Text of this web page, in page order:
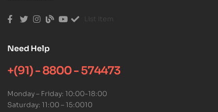
List Item
Need Help
+(91) - 8800 - 574473
Monday – Friday: 10:00-18:00
Saturday: 11:00 – 15:0010